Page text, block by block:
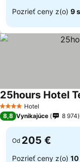
Pozrieť ceny z(o) 9
4 Počet hviezdičiek
Hotel
25hours Hotel
8,8 Vynikajúce 8 974
Od 205 €
Pozrieť ceny z(o)